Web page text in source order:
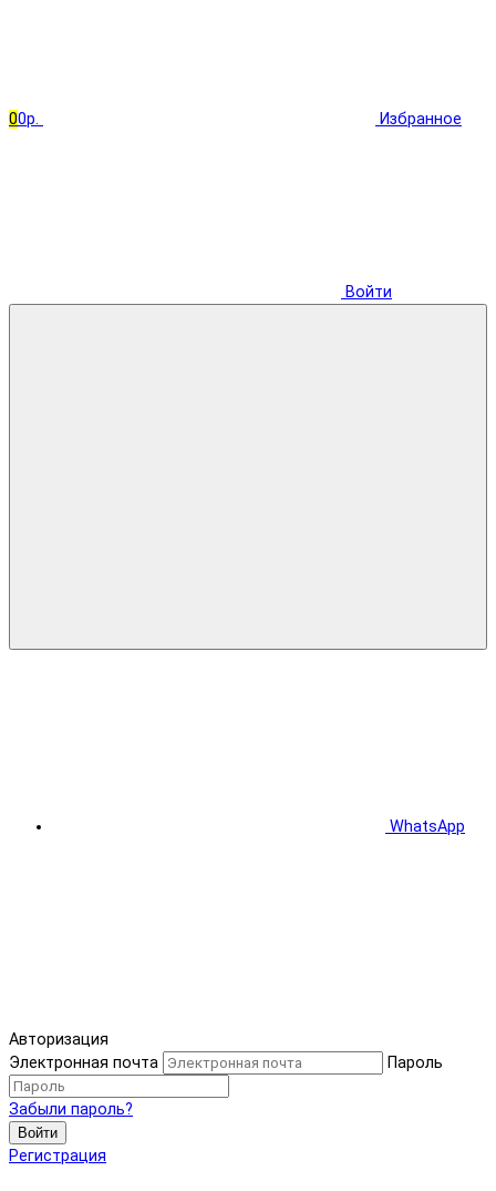
00р. Избранное
Войти
WhatsApp
Авторизация
Электронная почта
Пароль
Забыли пароль?
Войти
Регистрация